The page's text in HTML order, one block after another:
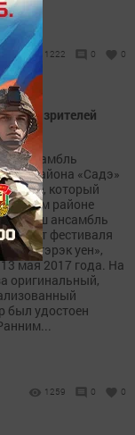
1222 0 0
зрителей
ансамбль
района «Садэ»
который
районе
Наш ансамбль
фестиваля
«Тугэрэк уен»,
мая 2017 года. На
оригинальный,
был удостоен
1259 0 0